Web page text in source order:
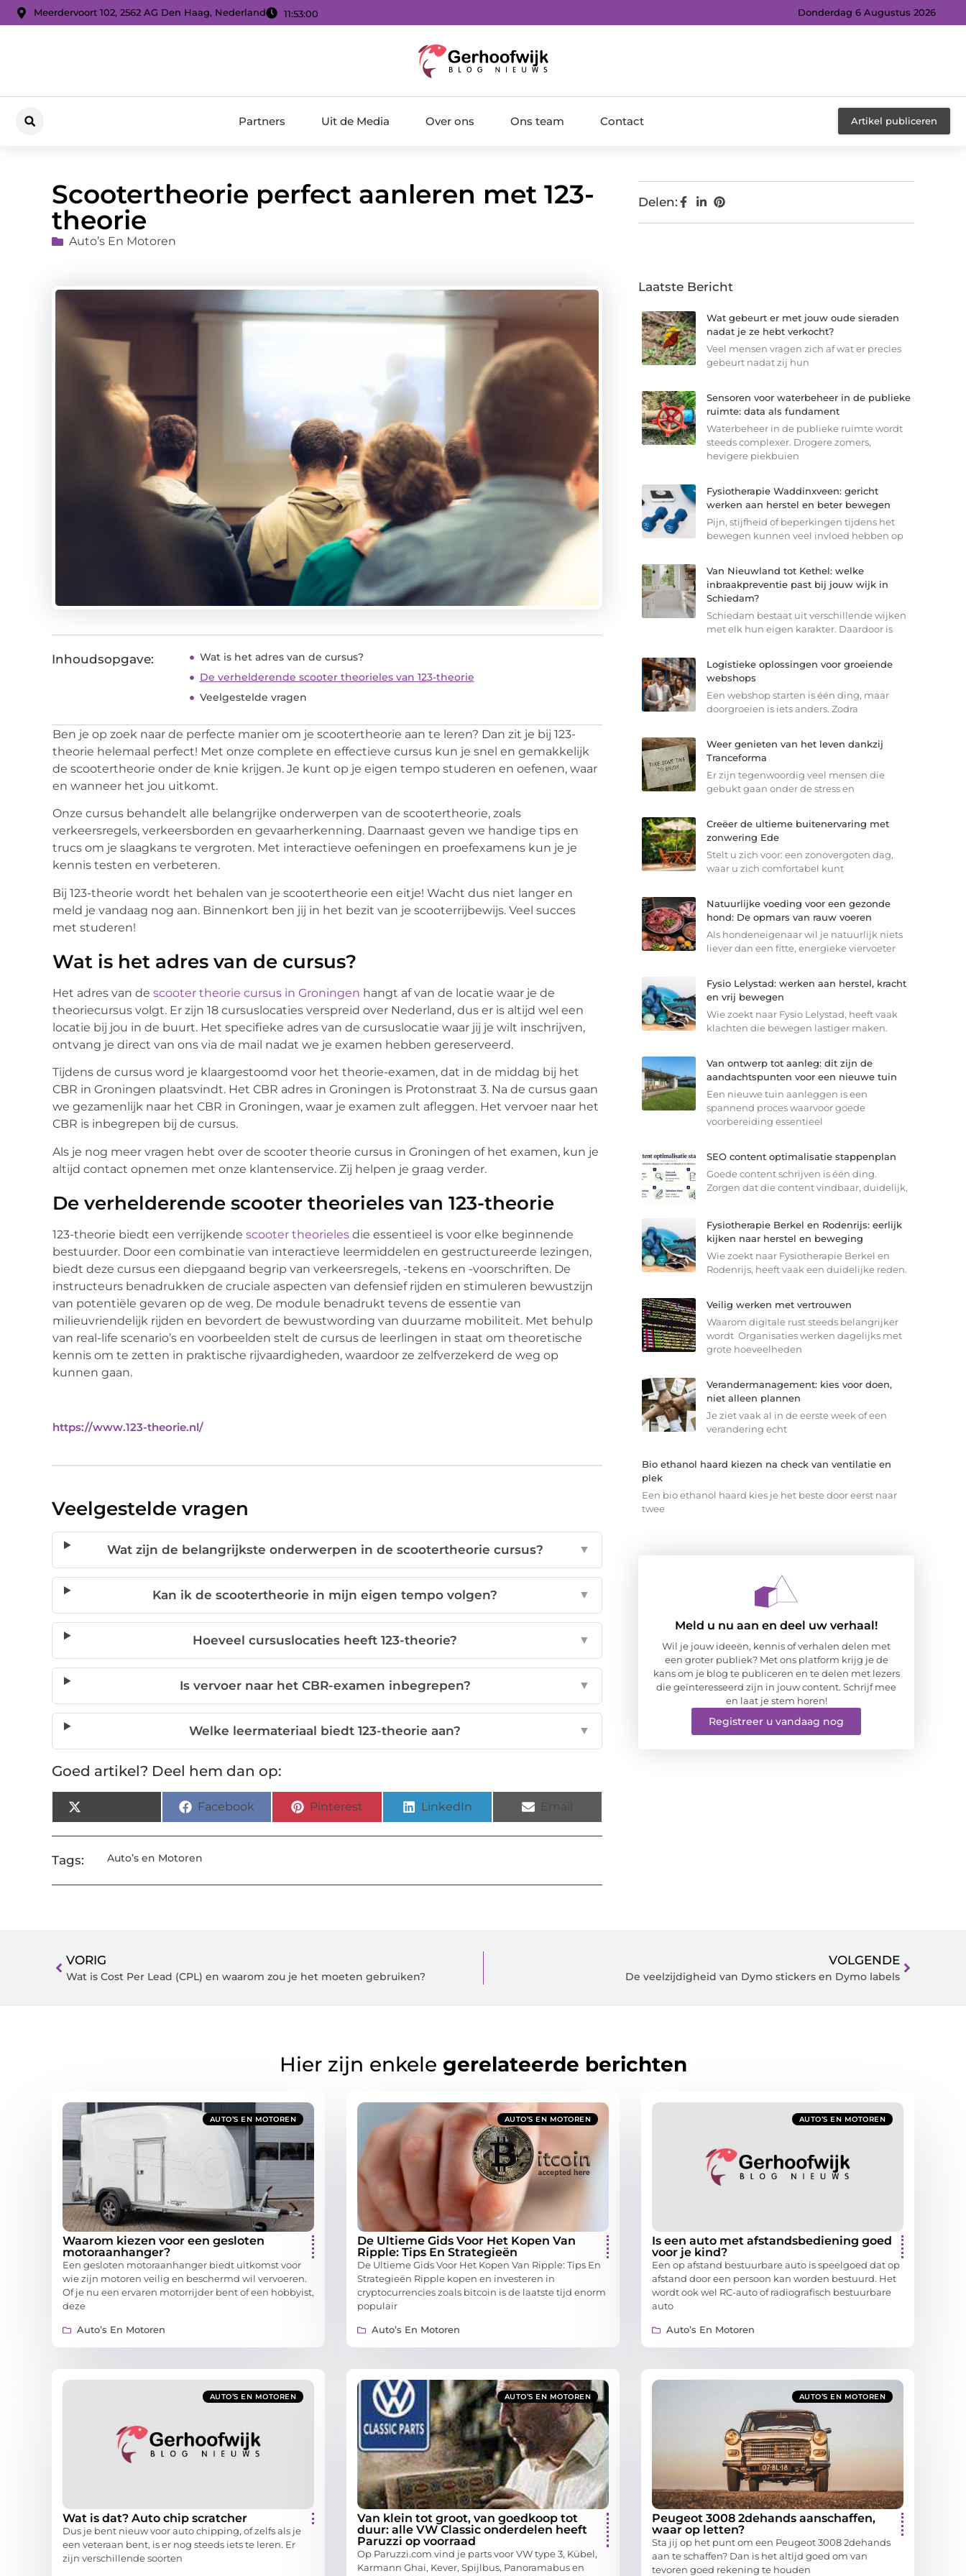
Meerdervoort 102, 2562 AG Den Haag, Nederland 11:53:01 Donderdag 6 Augustus 2026
Partners Uit de Media Over ons Ons team Contact Artikel publiceren
Scootertheorie perfect aanleren met 123-
theorie
Auto’s En Motoren
Inhoudsopgave:
Wat is het adres van de cursus?
De verhelderende scooter theorieles van 123-theorie
Veelgestelde vragen
Ben je op zoek naar de perfecte manier om je scootertheorie aan te leren? Dan zit je bij 123-
theorie helemaal perfect! Met onze complete en effectieve cursus kun je snel en gemakkelijk
de scootertheorie onder de knie krijgen. Je kunt op je eigen tempo studeren en oefenen, waar
en wanneer het jou uitkomt.
Onze cursus behandelt alle belangrijke onderwerpen van de scootertheorie, zoals
verkeersregels, verkeersborden en gevaarherkenning. Daarnaast geven we handige tips en
trucs om je slaagkans te vergroten. Met interactieve oefeningen en proefexamens kun je je
kennis testen en verbeteren.
Bij 123-theorie wordt het behalen van je scootertheorie een eitje! Wacht dus niet langer en
meld je vandaag nog aan. Binnenkort ben jij in het bezit van je scooterrijbewijs. Veel succes
met studeren!
Wat is het adres van de cursus?
Het adres van de scooter theorie cursus in Groningen hangt af van de locatie waar je de
theoriecursus volgt. Er zijn 18 cursuslocaties verspreid over Nederland, dus er is altijd wel een
locatie bij jou in de buurt. Het specifieke adres van de cursuslocatie waar jij je wilt inschrijven,
ontvang je direct van ons via de mail nadat we je examen hebben gereserveerd.
Tijdens de cursus word je klaargestoomd voor het theorie-examen, dat in de middag bij het
CBR in Groningen plaatsvindt. Het CBR adres in Groningen is Protonstraat 3. Na de cursus gaan
we gezamenlijk naar het CBR in Groningen, waar je examen zult afleggen. Het vervoer naar het
CBR is inbegrepen bij de cursus.
Als je nog meer vragen hebt over de scooter theorie cursus in Groningen of het examen, kun je
altijd contact opnemen met onze klantenservice. Zij helpen je graag verder.
De verhelderende scooter theorieles van 123-theorie
123-theorie biedt een verrijkende scooter theorieles die essentieel is voor elke beginnende
bestuurder. Door een combinatie van interactieve leermiddelen en gestructureerde lezingen,
biedt deze cursus een diepgaand begrip van verkeersregels, -tekens en -voorschriften. De
instructeurs benadrukken de cruciale aspecten van defensief rijden en stimuleren bewustzijn
van potentiële gevaren op de weg. De module benadrukt tevens de essentie van
milieuvriendelijk rijden en bevordert de bewustwording van duurzame mobiliteit. Met behulp
van real-life scenario’s en voorbeelden stelt de cursus de leerlingen in staat om theoretische
kennis om te zetten in praktische rijvaardigheden, waardoor ze zelfverzekerd de weg op
kunnen gaan.
https://www.123-theorie.nl/
Veelgestelde vragen
Wat zijn de belangrijkste onderwerpen in de scootertheorie cursus? ▼
Kan ik de scootertheorie in mijn eigen tempo volgen? ▼
Hoeveel cursuslocaties heeft 123-theorie? ▼
Is vervoer naar het CBR-examen inbegrepen? ▼
Welke leermateriaal biedt 123-theorie aan? ▼
Goed artikel? Deel hem dan op:
Facebook Pinterest LinkedIn
Tags: Auto’s en Motoren
Delen:
Laatste Bericht
Wat gebeurt er met jouw oude sieraden
nadat je ze hebt verkocht?
Veel mensen vragen zich af wat er precies
gebeurt nadat zij hun
Sensoren voor waterbeheer in de publieke
ruimte: data als fundament
Waterbeheer in de publieke ruimte wordt
steeds complexer. Drogere zomers,
hevigere piekbuien
Fysiotherapie Waddinxveen: gericht
werken aan herstel en beter bewegen
Pijn, stijfheid of beperkingen tijdens het
bewegen kunnen veel invloed hebben op
Van Nieuwland tot Kethel: welke
inbraakpreventie past bij jouw wijk in
Schiedam?
Schiedam bestaat uit verschillende wijken
met elk hun eigen karakter. Daardoor is
Logistieke oplossingen voor groeiende
webshops
Een webshop starten is één ding, maar
doorgroeien is iets anders. Zodra
Weer genieten van het leven dankzij
Tranceforma
Er zijn tegenwoordig veel mensen die
gebukt gaan onder de stress en
Creëer de ultieme buitenervaring met
zonwering Ede
Stelt u zich voor: een zonovergoten dag,
waar u zich comfortabel kunt
Natuurlijke voeding voor een gezonde
hond: De opmars van rauw voeren
Als hondeneigenaar wil je natuurlijk niets
liever dan een fitte, energieke viervoeter
Fysio Lelystad: werken aan herstel, kracht
en vrij bewegen
Wie zoekt naar Fysio Lelystad, heeft vaak
klachten die bewegen lastiger maken.
Van ontwerp tot aanleg: dit zijn de
aandachtspunten voor een nieuwe tuin
Een nieuwe tuin aanleggen is een
spannend proces waarvoor goede
voorbereiding essentieel
SEO content optimalisatie stappenplan
Goede content schrijven is één ding.
Zorgen dat die content vindbaar, duidelijk,
Fysiotherapie Berkel en Rodenrijs: eerlijk
kijken naar herstel en beweging
Wie zoekt naar Fysiotherapie Berkel en
Rodenrijs, heeft vaak een duidelijke reden.
Veilig werken met vertrouwen
Waarom digitale rust steeds belangrijker
wordt Organisaties werken dagelijks met
grote hoeveelheden
Verandermanagement: kies voor doen,
niet alleen plannen
Je ziet vaak al in de eerste week of een
verandering echt
Bio ethanol haard kiezen na check van ventilatie en
plek
Een bio ethanol haard kies je het beste door eerst naar
twee
Meld u nu aan en deel uw verhaal!
Wil je jouw ideeën, kennis of verhalen delen met
een groter publiek? Met ons platform krijg je de
kans om je blog te publiceren en te delen met lezers
die geïnteresseerd zijn in jouw content. Schrijf mee
en laat je stem horen!
Registreer u vandaag nog
VORIG
Wat is Cost Per Lead (CPL) en waarom zou je het moeten gebruiken?
VOLGENDE
De veelzijdigheid van Dymo stickers en Dymo labels
Hier zijn enkele gerelateerde berichten
AUTO’S EN MOTOREN
Waarom kiezen voor een gesloten
motoraanhanger?
Een gesloten motoraanhanger biedt uitkomst voor
wie zijn motoren veilig en beschermd wil vervoeren.
Of je nu een ervaren motorrijder bent of een hobbyist,
deze
Auto’s En Motoren
AUTO’S EN MOTOREN
De Ultieme Gids Voor Het Kopen Van
Ripple: Tips En Strategieën
De Ultieme Gids Voor Het Kopen Van Ripple: Tips En
Strategieën Ripple kopen en investeren in
cryptocurrencies zoals bitcoin is de laatste tijd enorm
populair
Auto’s En Motoren
AUTO’S EN MOTOREN
Is een auto met afstandsbediening goed
voor je kind?
Een op afstand bestuurbare auto is speelgoed dat op
afstand door een persoon kan worden bestuurd. Het
wordt ook wel RC-auto of radiografisch bestuurbare
auto
Auto’s En Motoren
AUTO’S EN MOTOREN
Wat is dat? Auto chip scratcher
Dus je bent nieuw voor auto chipping, of zelfs als je
een veteraan bent, is er nog steeds iets te leren. Er
zijn verschillende soorten
AUTO’S EN MOTOREN
Van klein tot groot, van goedkoop tot
duur: alle VW Classic onderdelen heeft
Paruzzi op voorraad
Op Paruzzi.com vind je parts voor VW type 3, Kübel,
Karmann Ghai, Kever, Spijlbus, Panoramabus en
AUTO’S EN MOTOREN
Peugeot 3008 2dehands aanschaffen,
waar op letten?
Sta jij op het punt om een Peugeot 3008 2dehands
aan te schaffen? Dan is het altijd goed om van
tevoren goed rekening te houden